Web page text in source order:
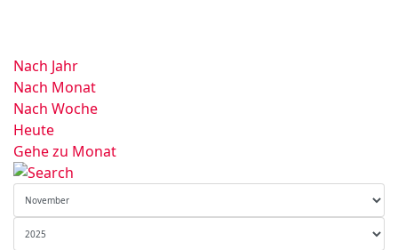
Nach Jahr
Nach Monat
Nach Woche
Heute
Gehe zu Monat